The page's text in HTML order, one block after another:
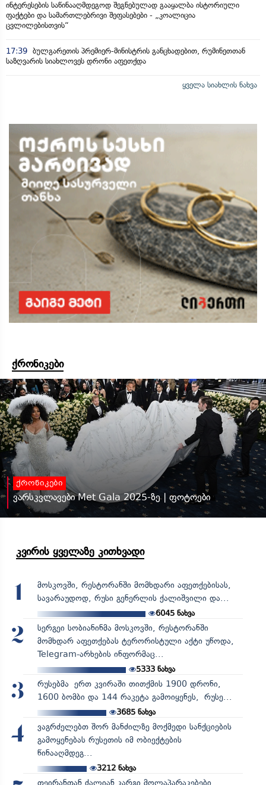
ინტერესების საწინააღმდეგოდ შეგნებულად გააყალბა ისტორიული
ფაქტები და სამართლებრივი შეფასებები - „კოალიცია
ცვლილებისთვის“
17:39 ბულგარეთის პრემიერ-მინისტრის განცხადებით, რუმინეთთან
საზღვარის სიახლოვეს დრონი აფეთქდა
ყველა სიახლის ნახვა
ქრონიკები
ქრონიკები
ვარსკვლავები Met Gala 2025-ზე | ფოტოები
კვირის ყველაზე კითხვადი
1
მოსკოვში, რესტორანში მომხდარი აფეთქებისას,
სავარაუდოდ, რუსი გენერლის ქალიშვილი და...
6045 ნახვა
2
სერგეი სობიანინმა მოსკოვში, რესტორანში
მომხდარ აფეთქებას ტერორისტული აქტი უწოდა,
Telegram-არხების ინფორმაც...
5333ნახვა
3
რუსებმა ერთ კვირაში თითქმის 1900 დრონი,
1600 ბომბი და 144 რაკეტა გამოიყენეს, რუსე...
3685ნახვა
4
ვაგრძელებთ შორ მანძილზე მოქმედი სანქციების
გამოყენებას რუსეთის იმ ობიექტების
წინააღმდეგ...
3212ნახვა